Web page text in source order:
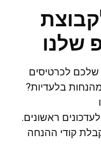
שלנו
לכרטיסים
בלעדיות?
ראשונים.
קודי ההנחה